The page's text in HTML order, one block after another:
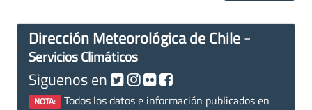
Dirección Meteorológica de Chile -
Servicios Climáticos
Siguenos en
NOTA: Todos los datos e información publicados en